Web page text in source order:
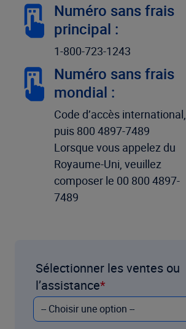
Numéro sans frais
principal :
1-800-723-1243
Numéro sans frais
mondial :
Code d’accès international,
puis 800 4897-7489
Lorsque vous appelez du
Royaume-Uni, veuillez
composer le 00 800 4897-
7489
Sélectionner les ventes ou
l’assistance